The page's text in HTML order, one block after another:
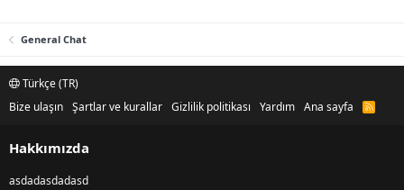
General Chat
Türkçe (TR)
Bize ulaşın Şartlar ve kurallar Gizlilik politikası Yardım Ana sayfa
R
Hakkımızda
asdadasdadasd